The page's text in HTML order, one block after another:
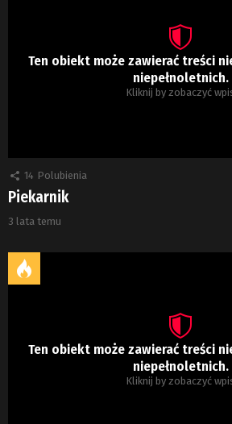
Ten obiekt może zawierać treści
niepełnoletnich.
Kliknij by zobaczyć
14 Polubienia
Piekarnik
3 lata temu
Ten obiekt może zawierać treści
niepełnoletnich.
Kliknij by zobaczyć